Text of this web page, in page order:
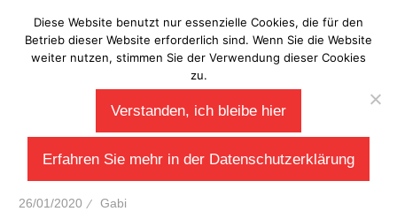
Inhalt
springen
Laberladen
26/01/2020 Gabi
Diese Website benutzt nur essenzielle Cookies, die für den
Betrieb dieser Website erforderlich sind. Wenn Sie die Website
weiter nutzen, stimmen Sie der Verwendung dieser Cookies
zu.
Verstanden, ich bleibe hier
Erfahren Sie mehr in der Datenschutzerklärung